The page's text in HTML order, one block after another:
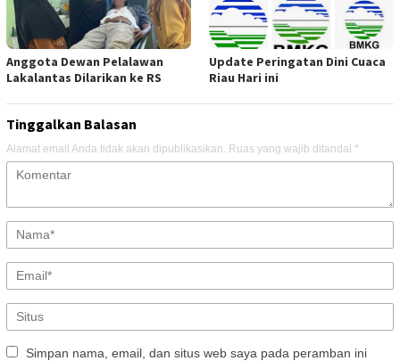
Anggota Dewan Pelalawan
Lakalantas Dilarikan ke RS
Update Peringatan Dini Cuaca
Riau Hari ini
Tinggalkan Balasan
Alamat email Anda tidak akan dipublikasikan. Ruas yang wajib ditandai *
Simpan nama, email, dan situs web saya pada peramban ini